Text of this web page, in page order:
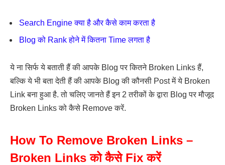
Search Engine क्या है और कैसे काम करता है
Blog को Rank होने में कितना Time लगता है
ये ना सिर्फ ये बताती हैं की आपके Blog पर कितने Broken Links हैं,
बल्कि ये भी बता देती हैं की आपके Blog की कौनसी Post में ये Broken
Link बना हुआ है. तो चलिए जानते हैं इन 2 तरीकों के द्वारा Blog पर मौजूद
Broken Links को कैसे Remove करें.
How To Remove Broken Links –
Broken Links को कैसे Fix करें